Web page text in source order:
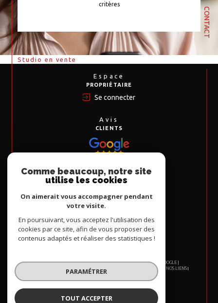
CONTACT
critères
Studio en vente
Espace
PROPRIÉTAIRE
Se connecter
Avis
CLIENTS
Nous
ADHÉRONS
© 2026 | TOUS DROITS RÉSERVÉS | TRADUCTION POWERED BY GOOGLE |
PLAN DU SITE ADMIN
NOS LIENS
POLITIQUE RGPD
Comme beaucoup, notre site
utilise les cookies
On aimerait vous accompagner pendant
votre visite.
En poursuivant, vous acceptez l'utilisation des
cookies par ce site, afin de vous proposer des
contenus adaptés et réaliser des statistiques !
PARAMÉTRER
TOUT ACCEPTER